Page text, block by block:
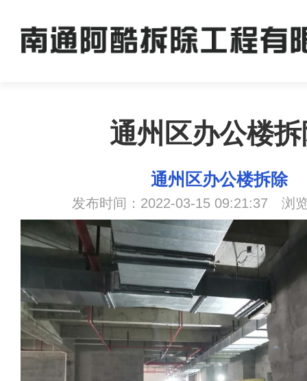
通州区办公楼
通州区办公楼拆除
发布时间：2022-03-15 09:21:37 浏